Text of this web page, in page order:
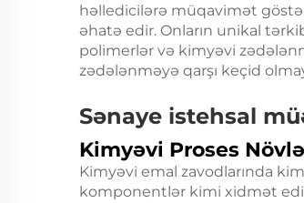
həlledicilərə müqavimət
əhatə edir. Onların unikal
polimerlər və kimyəvi
zədələnməyə qarşı keçid
Sənaye istehsal
Kimyəvi Proses
Kimyəvi emal zavodlarında
komponentlər kimi xidmət